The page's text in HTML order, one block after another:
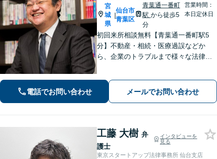
宮
城
県
|
仙台市
青葉区
青葉通一番町
駅 から徒歩5
分
営業時間：
本日定休日
初回来所相談無料【青葉通一番町駅5
分】不動産・相続・医療過誤などか
ら、企業のトラブルまで様々な法律問
くことを最も重視しています。お困り
の方はご相談ください。9名の弁護士が
電話でお問い合わせ メールでお問い合わせ
工藤 大樹 弁
護士
インタビューを
見る
東京スタートアップ法律事務所 仙台支店